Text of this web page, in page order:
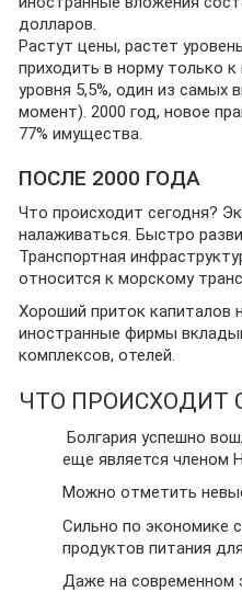
долларов.
Растут цены, растет
приходить в норму только
уровня 5,5%, один из самых
момент). 2000 год, новое
77% имущества.
ПОСЛЕ 2000 ГОДА
Что происходит сегодня?
налаживаться. Быстро
Транспортная
относится к морскому
Хороший приток капиталов
иностранные фирмы
комплексов, отелей.
ЧТО ПРОИСХОДИТ
Болгария успешно
еще является членом
Можно отметить
Сильно по экономике
продуктов питания
Даже на современном